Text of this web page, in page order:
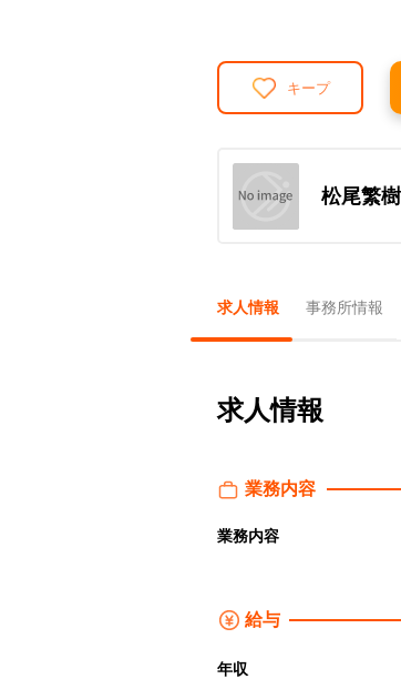
キープ
松尾繁
求人情報 事務所情報
求人情報
業務内容
業務内容
給与
年収